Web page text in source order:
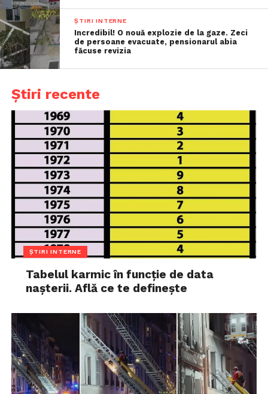
ȘTIRI INTERNE
Incredibil! O nouă explozie de la gaze. Zeci
de persoane evacuate, pensionarul abia
făcuse revizia
Știri recente
ȘTIRI INTERNE
Tabelul karmic în funcție de data
nașterii. Află ce te definește